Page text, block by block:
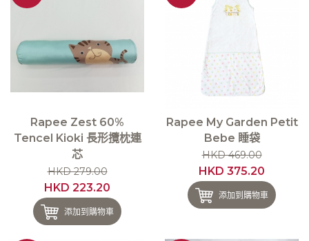
Rapee Zest 60%
Tencel Kioki 長形攬枕連
芯
HKD 279.00
HKD 223.20
添加到購物車
Rapee My Garden Petit
Bebe 睡袋
HKD 469.00
HKD 375.20
添加到購物車